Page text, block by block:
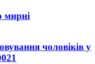
мирні
чоловіків у